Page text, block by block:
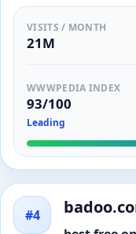
VISITS / MONTH
21M
WWWPEDIA INDEX
93/100
Leading
#4